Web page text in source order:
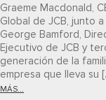
Graeme Macdonald,
Global de JCB, junto a
George Bamford,
Ejecutivo de JCB y
generación de la
empresa que lleva su
MÁS...